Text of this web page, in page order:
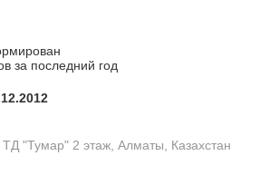
за последний год
"Тумар" 2 этаж, Алматы, Казахстан